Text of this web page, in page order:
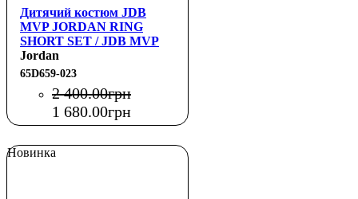
Дитячий костюм JDB
MVP JORDAN RING
SHORT SET / JDB MVP
JORDAN RING SHORT
SE
Jordan
65D659-023
2 400.00грн
1 680.00грн
Новинка